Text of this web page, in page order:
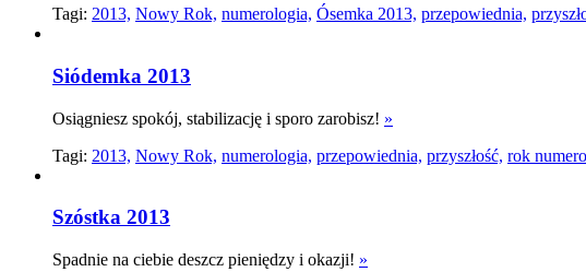
Tagi: 2013, Nowy Rok, numerologia, Ósemka 2013, przepowiednia,
Siódemka 2013
Osiągniesz spokój, stabilizację i sporo zarobisz! »
Tagi: 2013, Nowy Rok, numerologia, przepowiednia, przyszłość, rok
Szóstka 2013
Spadnie na ciebie deszcz pieniędzy i okazji! »